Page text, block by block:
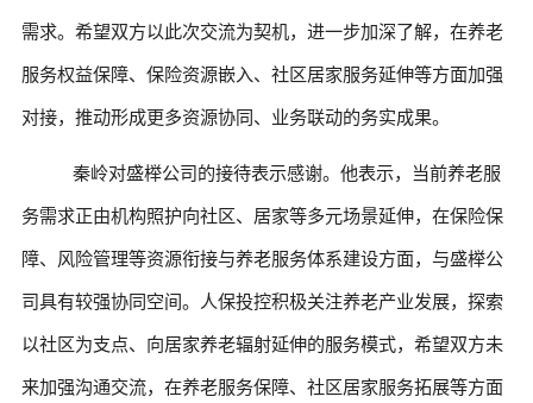
需求。希望双方以此次交流为契机，进一步加深了解，在养老
服务权益保障、保险资源嵌入、社区居家服务延伸等方面加强
对接，推动形成更多资源协同、业务联动的务实成果。
秦岭对盛榉公司的接待表示感谢。他表示，当前养老服
务需求正由机构照护向社区、居家等多元场景延伸，在保险保
障、风险管理等资源衔接与养老服务体系建设方面，与盛榉公
司具有较强协同空间。人保投控积极关注养老产业发展，探索
以社区为支点、向居家养老辐射延伸的服务模式，希望双方未
来加强沟通交流，在养老服务保障、社区居家服务拓展等方面